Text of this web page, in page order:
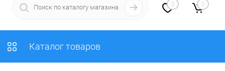
0 0
Каталог товаров